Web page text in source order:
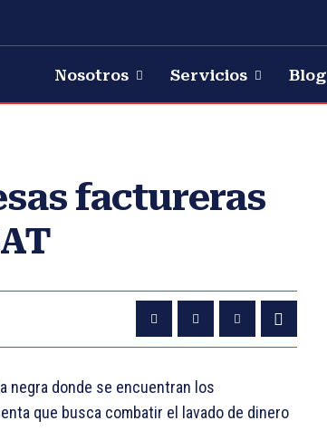
Nosotros Servicios Blog
factureras
negra donde se encuentran los
que busca combatir el lavado de dinero